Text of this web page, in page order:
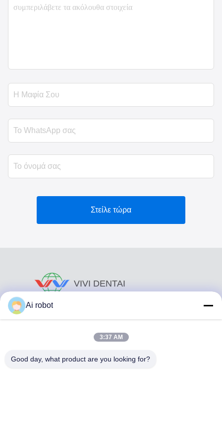
Στείλε τώρα
VIVI DENTAI
Ai robot
3:37 AM
Good day, what product are you looking for?